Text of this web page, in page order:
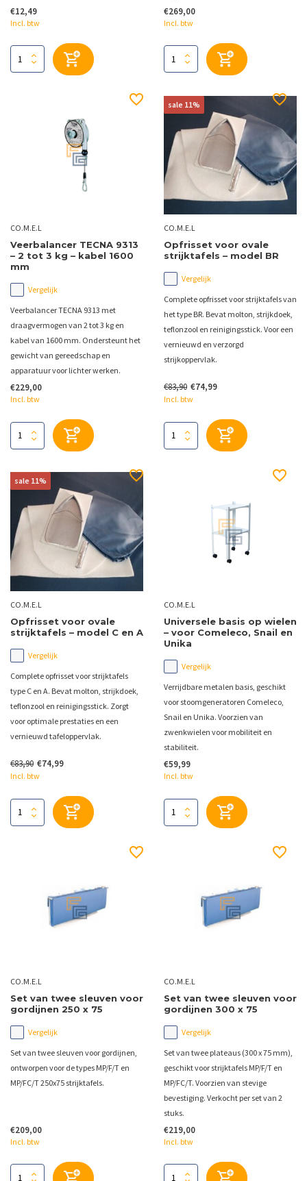
€12,49
Incl. btw
€269,00
Incl. btw
CO.M.E.L
Veerbalancer TECNA 9313
– 2 tot 3 kg – kabel 1600
mm
Vergelijk
Veerbalancer TECNA 9313 met
draagvermogen van 2 tot 3 kg en
kabel van 1600 mm. Ondersteunt het
gewicht van gereedschap en
apparatuur voor lichter werken.
€229,00
Incl. btw
sale 11%
CO.M.E.L
Opfrisset voor ovale
strijktafels – model BR
Vergelijk
Complete opfrisset voor strijktafels van
het type BR. Bevat molton, strijkdoek,
teflonzool en reinigingsstick. Voor een
vernieuwd en verzorgd
strijkoppervlak.
€83,90 €74,99
Incl. btw
sale 11%
CO.M.E.L
Opfrisset voor ovale
strijktafels – model C en A
Vergelijk
Complete opfrisset voor strijktafels
type C en A. Bevat molton, strijkdoek,
teflonzool en reinigingsstick. Zorgt
voor optimale prestaties en een
vernieuwd tafeloppervlak.
€83,90 €74,99
Incl. btw
CO.M.E.L
Universele basis op wielen
– voor Comeleco, Snail en
Unika
Vergelijk
Verrijdbare metalen basis, geschikt
voor stoomgeneratoren Comeleco,
Snail en Unika. Voorzien van
zwenkwielen voor mobiliteit en
stabiliteit.
€59,99
Incl. btw
CO.M.E.L
Set van twee sleuven voor
gordijnen 250 x 75
Vergelijk
Set van twee sleuven voor gordijnen,
ontworpen voor de types MP/F/T en
MP/FC/T 250x75 strijktafels.
€209,00
Incl. btw
CO.M.E.L
Set van twee sleuven voor
gordijnen 300 x 75
Vergelijk
Set van twee plateaus (300 x 75 mm),
geschikt voor strijktafels MP/F/T en
MP/FC/T. Voorzien van stevige
bevestiging. Verkocht per set van 2
stuks.
€219,00
Incl. btw